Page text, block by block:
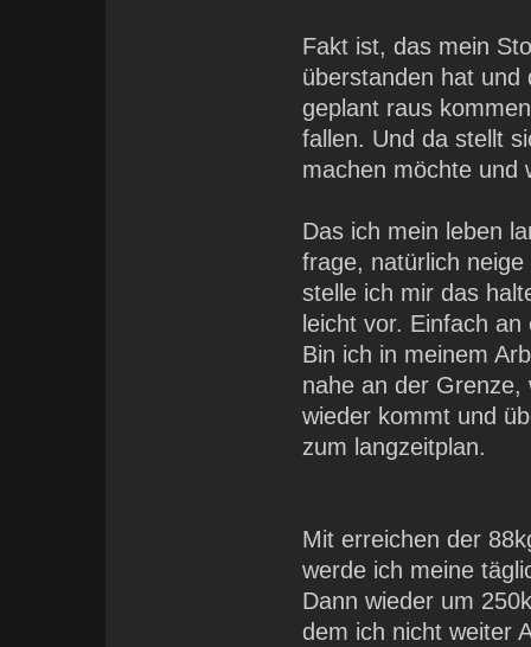
Fakt ist, das mein
überstanden hat und
geplant raus
fallen. Und da stellt
machen möchte und
Das ich mein leben
frage, natürlich
stelle ich mir das
leicht vor. Einfach
Bin ich in meinem
nahe an der Grenze,
wieder kommt und
zum langzeitplan.
Mit erreichen der
werde ich meine
Dann wieder um
dem ich nicht weiter